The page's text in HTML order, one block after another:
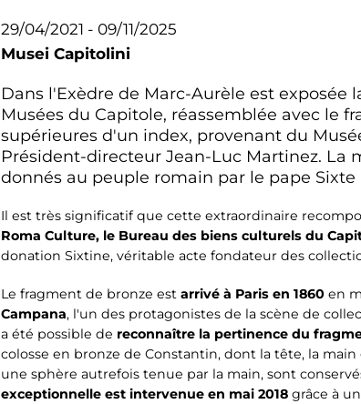
29/04/2021 - 09/11/2025
Musei Capitolini
Dans l'Exèdre de Marc-Aurèle est
Musées du Capitole, réassemblée avec le
supérieures d'un index, provenant du
Président-directeur Jean-Luc Martinez. La
donnés au peuple romain par le pape Sixte
Il est très significatif que cette extraordinaire
Roma Culture, le Bureau des biens culturels du
donation Sixtine, véritable acte fondateur des
Le fragment de bronze est arrivé à Paris en 1860 en
Campana, l'un des protagonistes de la scène de
a été possible de reconnaître la pertinence du
colosse en bronze de Constantin, dont la tête, la
une sphère autrefois tenue par la main, sont
exceptionnelle est intervenue en mai 2018 grâce à